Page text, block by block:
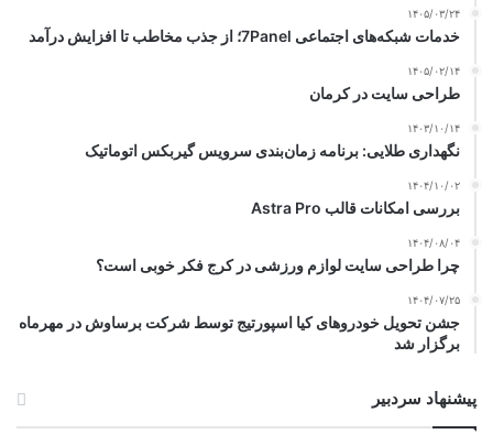
۱۴۰۵/۰۳/۲۴
خدمات شبکه‌های اجتماعی 7Panel؛ از جذب مخاطب تا افزایش درآمد
۱۴۰۵/۰۲/۱۴
طراحی سایت در کرمان
۱۴۰۳/۱۰/۱۴
نگهداری طلایی: برنامه زمان‌بندی سرویس گیربکس اتوماتیک
۱۴۰۴/۱۰/۰۲
بررسی امکانات قالب Astra Pro
۱۴۰۴/۰۸/۰۴
چرا طراحی سایت لوازم ورزشی در کرج فکر خوبی است؟
۱۴۰۴/۰۷/۲۵
جشن تحویل خودروهای کیا اسپورتیج توسط شرکت برساوش در مهرماه
برگزار شد
پیشنهاد سردبیر